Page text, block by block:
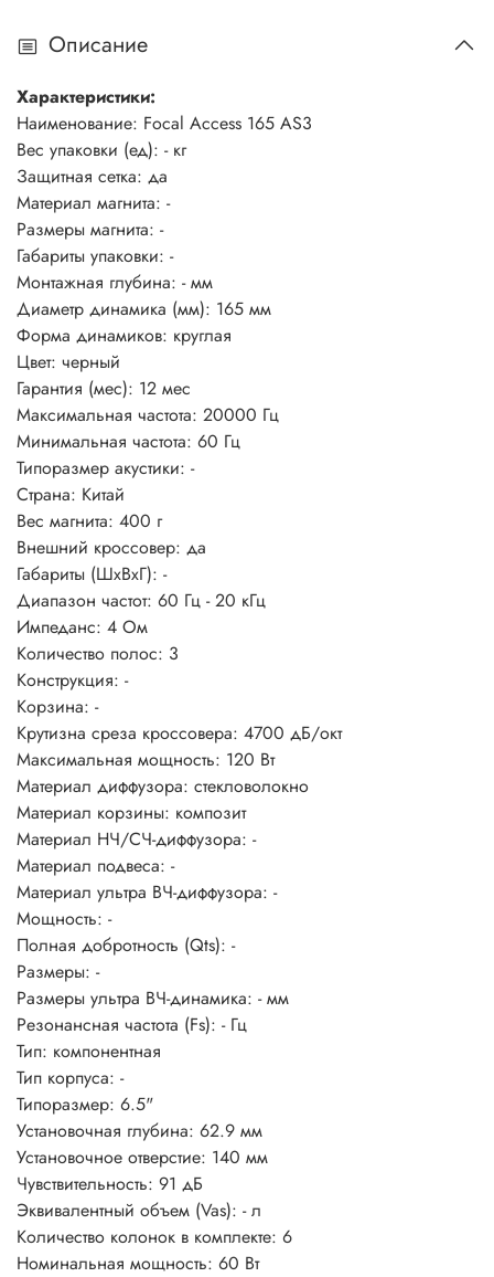
Описание
Характеристики:
Наименование: Focal Access 165 AS3
Вес упаковки (ед): - кг
Защитная сетка: да
Материал магнита: -
Размеры магнита: -
Габариты упаковки: -
Монтажная глубина: - мм
Диаметр динамика (мм): 165 мм
Форма динамиков: круглая
Цвет: черный
Гарантия (мес): 12 мес
Максимальная частота: 20000 Гц
Минимальная частота: 60 Гц
Типоразмер акустики: -
Страна: Китай
Вес магнита: 400 г
Внешний кроссовер: да
Габариты (ШхВхГ): -
Диапазон частот: 60 Гц - 20 кГц
Импеданс: 4 Ом
Количество полос: 3
Конструкция: -
Корзина: -
Крутизна среза кроссовера: 4700 дБ/окт
Максимальная мощность: 120 Вт
Материал диффузора: стекловолокно
Материал корзины: композит
Материал НЧ/СЧ-диффузора: -
Материал подвеса: -
Материал ультра ВЧ-диффузора: -
Мощность: -
Полная добротность (Qts): -
Размеры: -
Размеры ультра ВЧ-динамика: - мм
Резонансная частота (Fs): - Гц
Тип: компонентная
Тип корпуса: -
Типоразмер: 6.5"
Установочная глубина: 62.9 мм
Установочное отверстие: 140 мм
Чувствительность: 91 дБ
Эквивалентный объем (Vas): - л
Количество колонок в комплекте: 6
Номинальная мощность: 60 Вт